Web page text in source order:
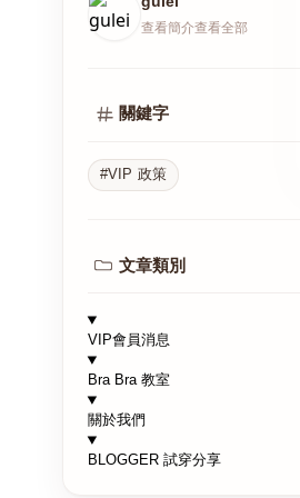
查看簡介查看全部
關鍵字
#VIP 政策
文章類別
VIP會員消息
Bra Bra 教室
關於我們
BLOGGER 試穿分享